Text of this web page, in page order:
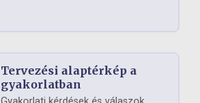
Tervezési alaptérkép a
gyakorlatban